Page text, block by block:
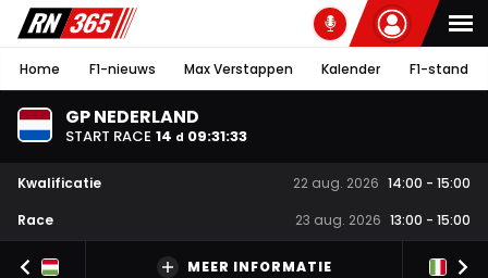
Home F1-nieuws Max Verstappen Kalender F1-stand
GP NEDERLAND
START RACE 14 d 09:31:32
Kwalificatie 22 aug. 2026 14:00 - 15:00
Race
23 aug. 2026 13:00 - 15:00
MEER INFORMATIE